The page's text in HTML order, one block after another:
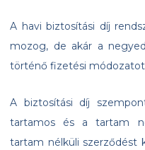
A havi biztosítási díj
mozog, de akár a
történő fizetési módozatot
A biztosítási díj
tartamos és a tartam
tartam nélküli szerződést